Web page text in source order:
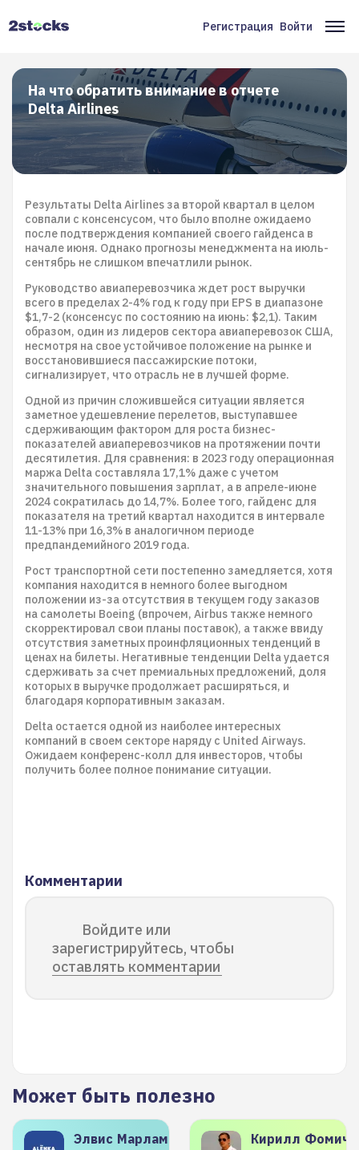
Меню
учётной
записи
пользователя
Регистрация Войти
На что обратить внимание в отчете
Delta Airlines
Результаты Delta Airlines за второй квартал в целом
совпали с консенсусом, что было вполне ожидаемо
после подтверждения компанией своего гайденса в
начале июня. Однако прогнозы менеджмента на июль-
сентябрь не слишком впечатлили рынок.
Руководство авиаперевозчика ждет рост выручки
всего в пределах 2-4% год к году при EPS в диапазоне
$1,7-2 (консенсус по состоянию на июнь: $2,1). Таким
образом, один из лидеров сектора авиаперевозок США,
несмотря на свое устойчивое положение на рынке и
восстановившиеся пассажирские потоки,
сигнализирует, что отрасль не в лучшей форме.
Одной из причин сложившейся ситуации является
заметное удешевление перелетов, выступавшее
сдерживающим фактором для роста бизнес-
показателей авиаперевозчиков на протяжении почти
десятилетия. Для сравнения: в 2023 году операционная
маржа Delta составляла 17,1% даже с учетом
значительного повышения зарплат, а в апреле-июне
2024 сократилась до 14,7%. Более того, гайденс для
показателя на третий квартал находится в интервале
11-13% при 16,3% в аналогичном периоде
предпандемийного 2019 года.
Рост транспортной сети постепенно замедляется, хотя
компания находится в немного более выгодном
положении из-за отсутствия в текущем году заказов
на самолеты Boeing (впрочем, Airbus также немного
скорректировал свои планы поставок), а также ввиду
отсутствия заметных проинфляционных тенденций в
ценах на билеты. Негативные тенденции Delta удается
сдерживать за счет премиальных предложений, доля
которых в выручке продолжает расширяться, и
благодаря корпоративным заказам.
Delta остается одной из наиболее интересных
компаний в своем секторе наряду с United Airways.
Ожидаем конференс-колл для инвесторов, чтобы
получить более полное понимание ситуации.
Комментарии
Войдите или
зарегистрируйтесь, чтобы
оставлять комментарии
Может быть полезно
Элвис Марламов Кирилл